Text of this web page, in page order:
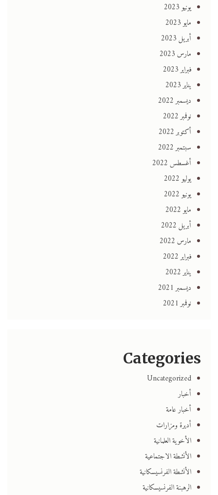
يونيو 2023
مايو 2023
أبريل 2023
مارس 2023
فبراير 2023
يناير 2023
ديسمبر 2022
نوفمبر 2022
أكتوبر 2022
سبتمبر 2022
أغسطس 2022
يوليو 2022
يونيو 2022
مايو 2022
أبريل 2022
مارس 2022
فبراير 2022
يناير 2022
ديسمبر 2021
نوفمبر 2021
Categories
Uncategorized
أخبار
أخبار عامة
أديرة ومزارات
الأخوية العلمانية
الأنشطة الاجتماعية
الأنشطة الفرنسيسكانية
الرهبنة الفرنسيسكانية